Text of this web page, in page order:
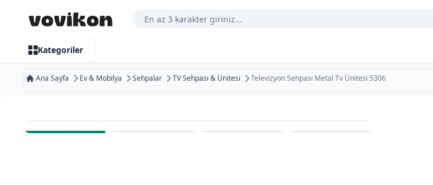
Arama Yap
Kategoriler
Ana Sayfa Ev & Mobilya Sehpalar TV Sehpası & Ünitesi Televizyon Sehpası Metal Tv Ünitesi 5306
Ücretsiz Kargo